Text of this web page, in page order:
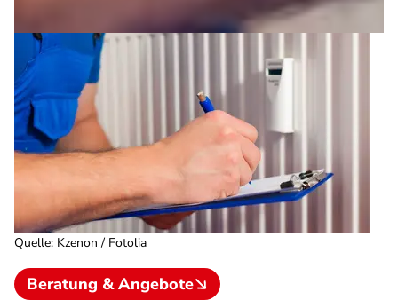
Quelle: Kzenon / Fotolia
Beratung & Angebote